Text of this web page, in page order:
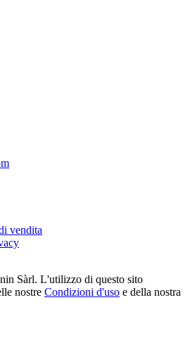
vendita
Sàrl. L'utilizzo di questo sito
nostre Condizioni d'uso e della nostra